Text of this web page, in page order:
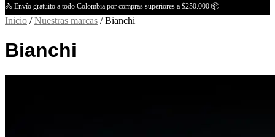
🚴‍ Envío gratuito a todo Colombia por compras superiores a $250.000 📦
Inicio /Nuestras marcas /Bianchi
Bianchi